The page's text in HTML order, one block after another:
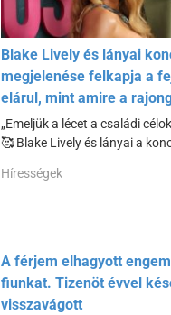
Blake Lively és lányai
megjelenése felkapja a
elárul, mint amire a
„Emeljük a lécet a családi
🥰 Blake Lively és lányai a
Hírességek
A férjem elhagyott
fiunkat. Tizenöt évvel
visszavágott